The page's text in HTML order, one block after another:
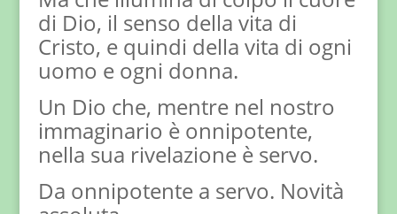
di Dio, il senso della vita di
Cristo, e quindi della vita di ogni
uomo e ogni donna.
Un Dio che, mentre nel nostro
immaginario è onnipotente,
nella sua rivelazione è servo.
Da onnipotente a servo. Novità